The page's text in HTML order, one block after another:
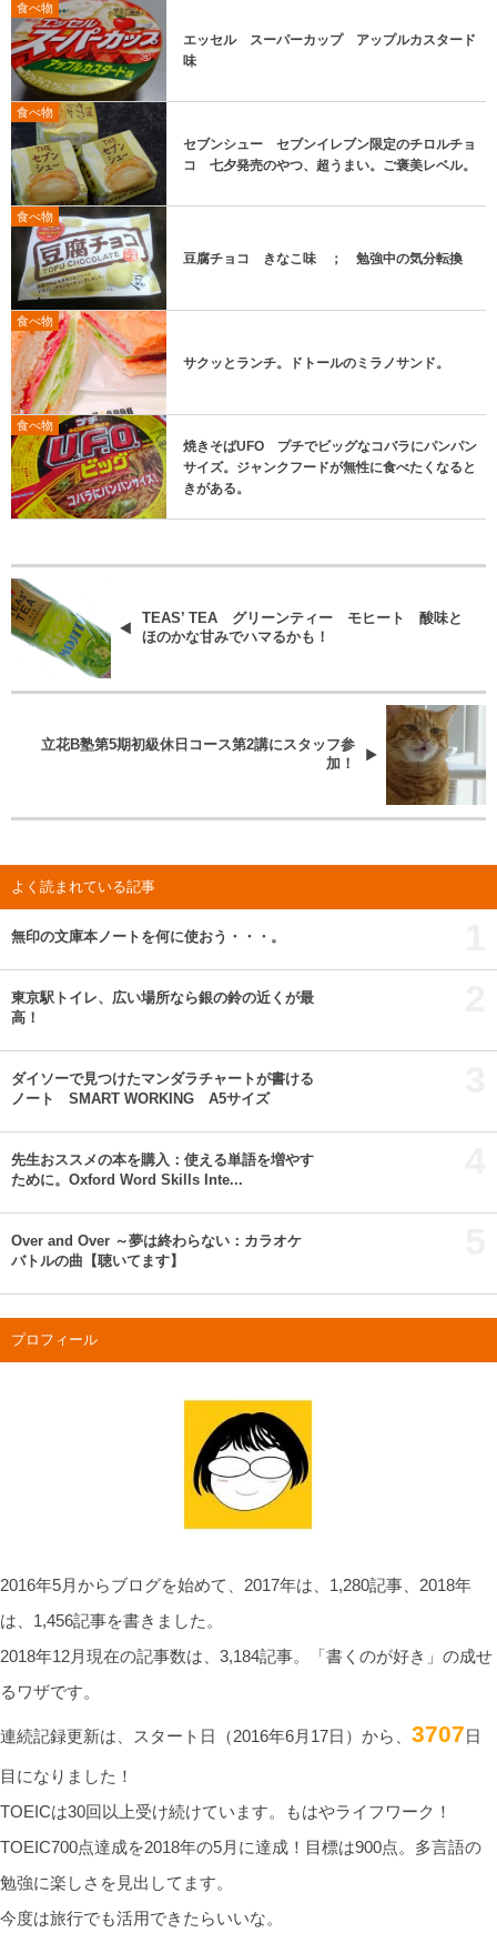
食べ物
エッセル スーパーカップ アップルカスタード
味
食べ物
セブンシュー セブンイレブン限定のチロルチョ
コ 七夕発売のやつ、超うまい。ご褒美レベル。
食べ物
豆腐チョコ きなこ味 ； 勉強中の気分転換
食べ物
サクッとランチ。ドトールのミラノサンド。
食べ物
焼きそばUFO プチでビッグなコバラにパンパン
サイズ。ジャンクフードが無性に食べたくなると
きがある。
TEAS’ TEA グリーンティー モヒート 酸味と
ほのかな甘みでハマるかも！
立花B塾第5期初級休日コース第2講にスタッフ参
加！
よく読まれている記事
無印の文庫本ノートを何に使おう・・・。
東京駅トイレ、広い場所なら銀の鈴の近くが最
高！
ダイソーで見つけたマンダラチャートが書ける
ノート SMART WORKING A5サイズ
先生おススメの本を購入：使える単語を増やす
ために。Oxford Word Skills Inte...
Over and Over ～夢は終わらない：カラオケ
バトルの曲【聴いてます】
プロフィール
2016年5月からブログを始めて、2017年は、1,280記事、2018年
は、1,456記事を書きました。
2018年12月現在の記事数は、3,184記事。「書くのが好き」の成せ
るワザです。
連続記録更新は、スタート日（2016年6月17日）から、 3707日
目になりました！
TOEICは30回以上受け続けています。もはやライフワーク！
TOEIC700点達成を2018年の5月に達成！目標は900点。多言語の
勉強に楽しさを見出してます。
今度は旅行でも活用できたらいいな。